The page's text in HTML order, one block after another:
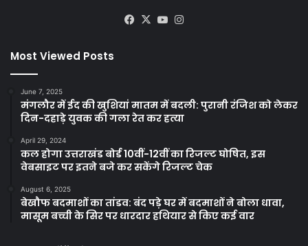
Facebook
X YouTube
Most Viewed Posts
June 7, 2025
मंगलौर में ईद की खुशियां मातम में बदली: पुरानी रंजिश को लेकर
दिन-दहाड़े युवक की गला रेत कर हत्या
April 29, 2024
कल होगा उत्तराखंड बोर्ड 10वीं-12वीं का रिजल्ट घोषित, इस
वेबसाइट पर इतने बजे कर सकेंगे रिजल्ट चेक
August 6, 2025
बेखौफ बदमाशों का तांडव: बंद पड़े घर में बदमाशों ने बोला धावा,
मासूम बच्ची के सिर पर धारदार हथियार से किए कई वार